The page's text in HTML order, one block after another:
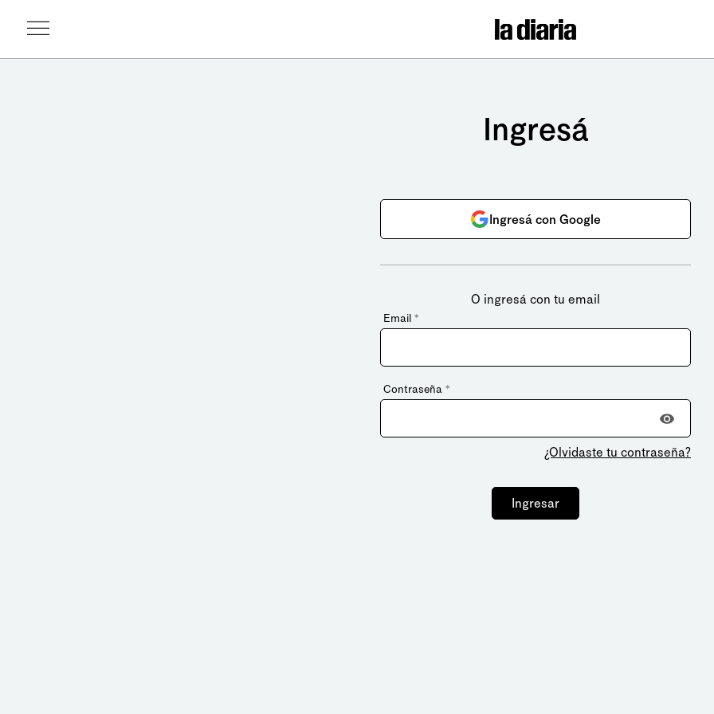
Ingresá
Ingresá con Google
O ingresá con tu email
Email *
Contraseña *
¿Olvidaste tu contraseña?
Ingresar